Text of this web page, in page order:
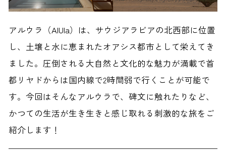
アルウラ（AlUla）は、サウジアラビアの北西部に位置
し、土壌と水に恵まれたオアシス都市として栄えてき
ました。圧倒される大自然と文化的な魅力が満載で首
都リヤドからは国内線で2時間弱で行くことが可能で
す。今回はそんなアルウラで、碑文に触れたりなど、
かつての生活が生き生きと感じ取れる刺激的な旅をご
紹介します！